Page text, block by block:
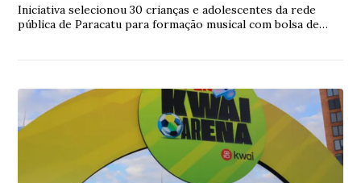
Iniciativa selecionou 30 crianças e adolescentes da rede
pública de Paracatu para formação musical com bolsa de